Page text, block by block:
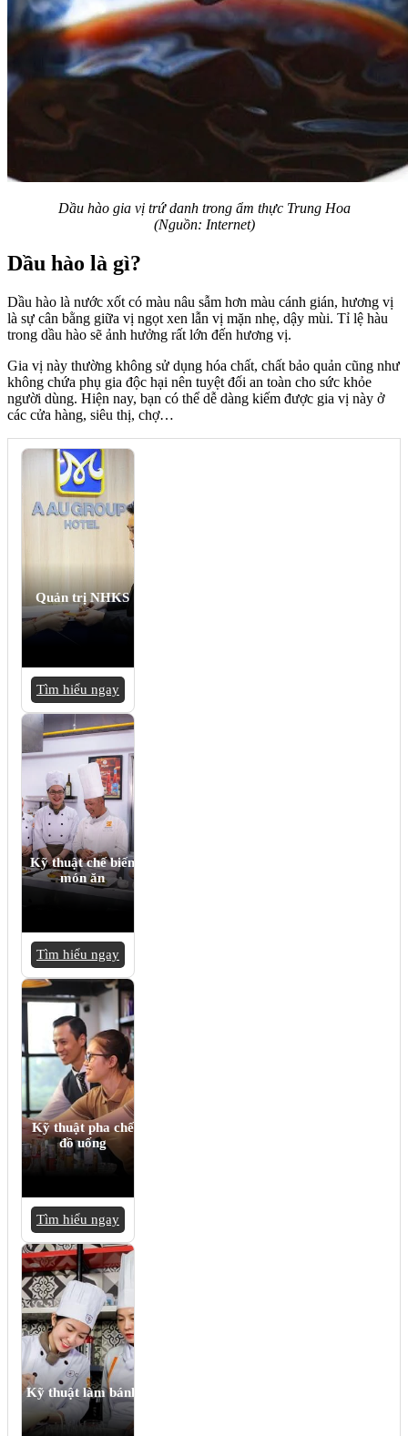
Dầu hào gia vị trứ danh trong ẩm thực Trung Hoa
(Nguồn: Internet)
Dầu hào là gì?
Dầu hào là nước xốt có màu nâu sẫm hơn màu cánh gián, hương vị
là sự cân bằng giữa vị ngọt xen lẫn vị mặn nhẹ, dậy mùi. Tỉ lệ hàu
trong dầu hào sẽ ảnh hưởng rất lớn đến hương vị.
Gia vị này thường không sử dụng hóa chất, chất bảo quản cũng như
không chứa phụ gia độc hại nên tuyệt đối an toàn cho sức khỏe
người dùng. Hiện nay, bạn có thể dễ dàng kiếm được gia vị này ở
các cửa hàng, siêu thị, chợ…
Quản trị NHKS
Tìm hiểu ngay
Kỹ thuật chế biến
món ăn
Tìm hiểu ngay
Kỹ thuật pha chế
đồ uống
Tìm hiểu ngay
Kỹ thuật làm bánh